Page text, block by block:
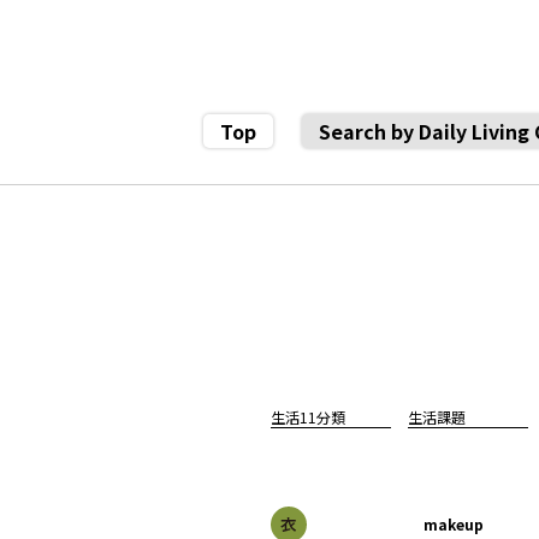
Top Search by Daily Living
生活11分類 生活課題
makeup